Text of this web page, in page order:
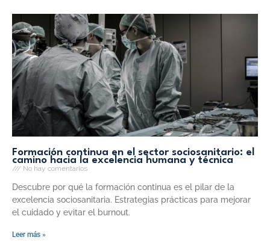
Formación continua en el sector sociosanitario: el
camino hacia la excelencia humana y técnica
No hay comentarios
Descubre por qué la formación continua es el pilar de la
excelencia sociosanitaria. Estrategias prácticas para mejorar
el cuidado y evitar el burnout.
Leer más »